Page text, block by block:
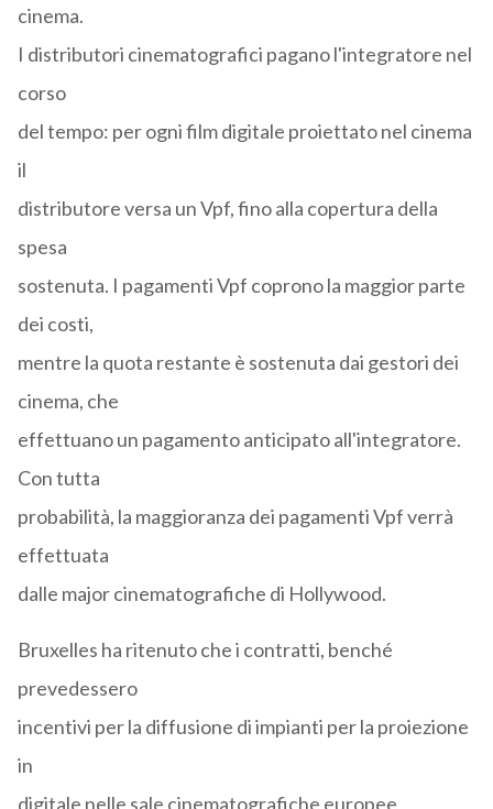
cinema.
I distributori cinematografici pagano l'integratore nel
corso
del tempo: per ogni film digitale proiettato nel cinema
il
distributore versa un Vpf, fino alla copertura della
spesa
sostenuta. I pagamenti Vpf coprono la maggior parte
dei costi,
mentre la quota restante è sostenuta dai gestori dei
cinema, che
effettuano un pagamento anticipato all'integratore.
Con tutta
probabilità, la maggioranza dei pagamenti Vpf verrà
effettuata
dalle major cinematografiche di Hollywood.
Bruxelles ha ritenuto che i contratti, benché
prevedessero
incentivi per la diffusione di impianti per la proiezione
in
digitale nelle sale cinematografiche europee,